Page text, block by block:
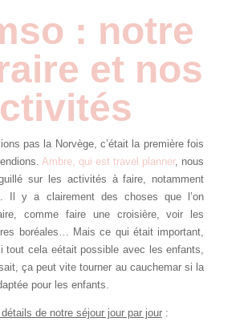
: notre
et nos
pas la Norvège, c’était la première fois
Ambre, qui est travel planner, nous
sur les activités à faire, notamment
Il y a clairement des choses que l’on
comme faire une croisière, voir les
boréales… Mais ce qui était important,
tout cela eétait possible avec les enfants,
ça peut vite tourner au cauchemar si la
pour les enfants.
de notre séjour jour par jour: